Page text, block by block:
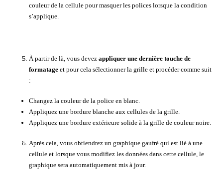
couleur de la cellule pour masquer les polices lorsque la condition
s’applique.
À partir de là, vous devezappliquer une dernière touche de
formatageet pour cela sélectionner la grille et procéder comme suit
:
Changez la couleur de la police en blanc.
Appliquez une bordure blanche aux cellules de la grille.
Appliquez une bordure extérieure solide à la grille de couleur noire.
Après cela, vous obtiendrez un graphique gaufré qui est lié à une
cellule et lorsque vous modifiez les données dans cette cellule, le
graphique sera automatiquement mis à jour.